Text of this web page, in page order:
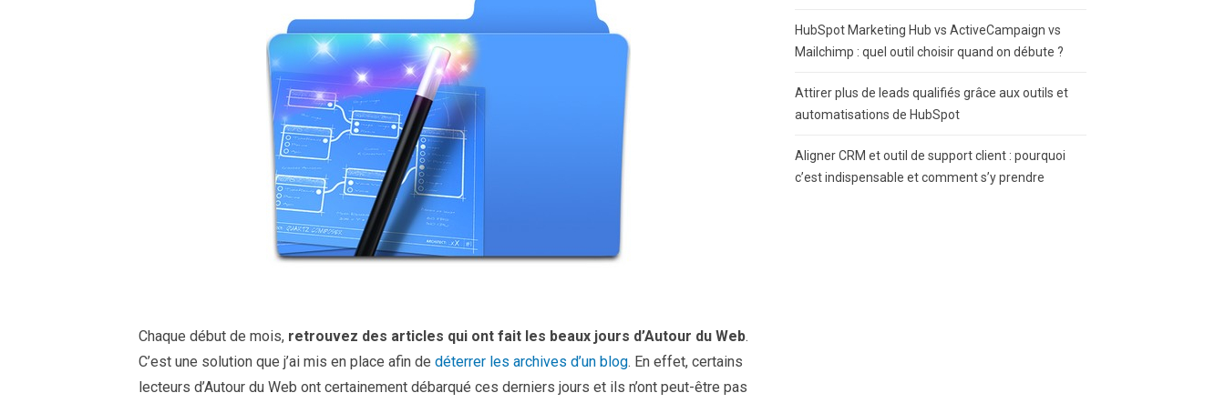
Chaque début de mois, retrouvez des articles qui ont fait les beaux jours d’Autour du Web.
C’est une solution que j’ai mis en place afin de déterrer les archives d’un blog. En effet, certains
lecteurs d’Autour du Web ont certainement débarqué ces derniers jours et ils n’ont peut-être pas
HubSpot Marketing Hub vs ActiveCampaign vs
Mailchimp : quel outil choisir quand on débute ?
Attirer plus de leads qualifiés grâce aux outils et
automatisations de HubSpot
Aligner CRM et outil de support client : pourquoi
c’est indispensable et comment s’y prendre